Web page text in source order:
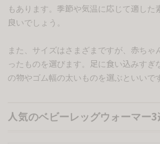
もあります。季節や気温に応じて適した
良いでしょう。
また、サイズはさまざまですが、赤ちゃ
ったものを選びます。足に食い込みすぎ
の物やゴム幅の太いものを選ぶといいで
人気のベビーレッグウォーマー3